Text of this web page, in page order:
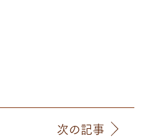
次の記事